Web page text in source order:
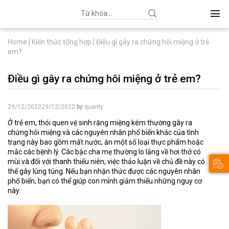
Search
for:
Home Kiến thức tổng hợp
Điều gì gây ra chứng hôi miệng ở trẻ
em?
Điều gì gây ra chứng hôi miệng ở trẻ em?
29/12/202229/12/2022 by quanly
Ở trẻ em, thói quen vệ sinh răng miệng kém thường gây ra
chứng hôi miệng và các nguyên nhân phổ biến khác của tình
trạng này bao gồm mất nước, ăn một số loại thực phẩm hoặc
mắc các bệnh lý. Các bậc cha mẹ thường lo lắng về hơi thở có
mùi và đối với thanh thiếu niên, việc thảo luận về chủ đề này có
thể gây lúng túng. Nếu bạn nhận thức được các nguyên nhân
phổ biến, bạn có thể giúp con mình giảm thiểu những nguy cơ
này.